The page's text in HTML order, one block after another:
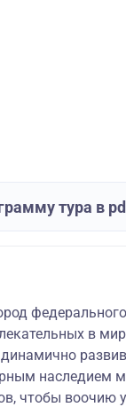
тура в
в
динамично
наследием
чтобы воочию